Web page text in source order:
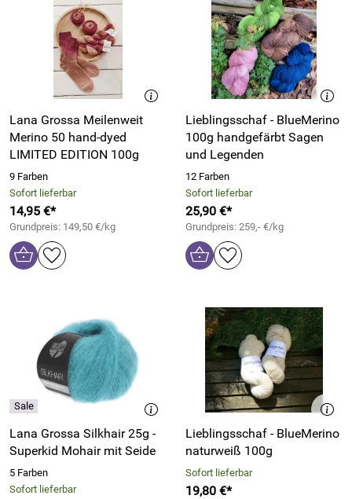
Lana Grossa Meilenweit
Merino 50 hand-dyed
LIMITED EDITION 100g
9 Farben
Sofort lieferbar
14,95 €*
Grundpreis: 149,50 €/kg
Lieblingsschaf - BlueMerino
100g handgefärbt Sagen
und Legenden
12 Farben
Sofort lieferbar
25,90 €*
Grundpreis: 259,- €/kg
Lana Grossa Silkhair 25g -
Superkid Mohair mit Seide
5 Farben
Sofort lieferbar
Lieblingsschaf - BlueMerino
naturweiß 100g
Sofort lieferbar
19,80 €*